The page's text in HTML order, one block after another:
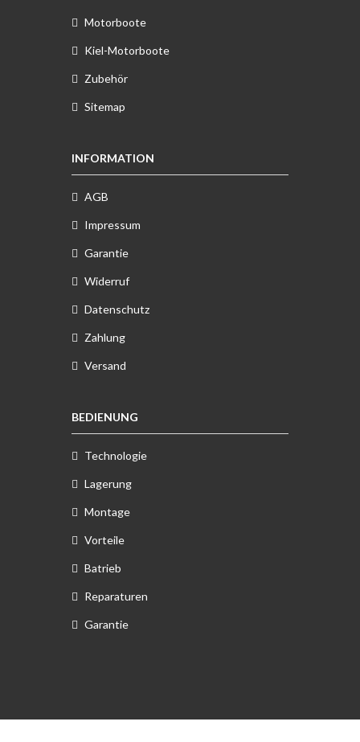
Motorboote
Kiel-Motorboote
Zubehör
Sitemap
INFORMATION
AGB
Impressum
Garantie
Widerruf
Datenschutz
Zahlung
Versand
BEDIENUNG
Technologie
Lagerung
Montage
Vorteile
Batrieb
Reparaturen
Garantie